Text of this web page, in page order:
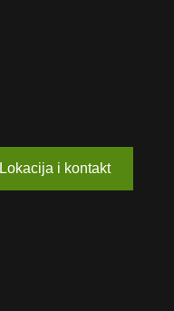
Lokacija i kontakt